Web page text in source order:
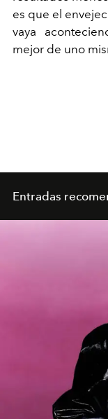
es que el
vaya
mejor de uno
Entradas